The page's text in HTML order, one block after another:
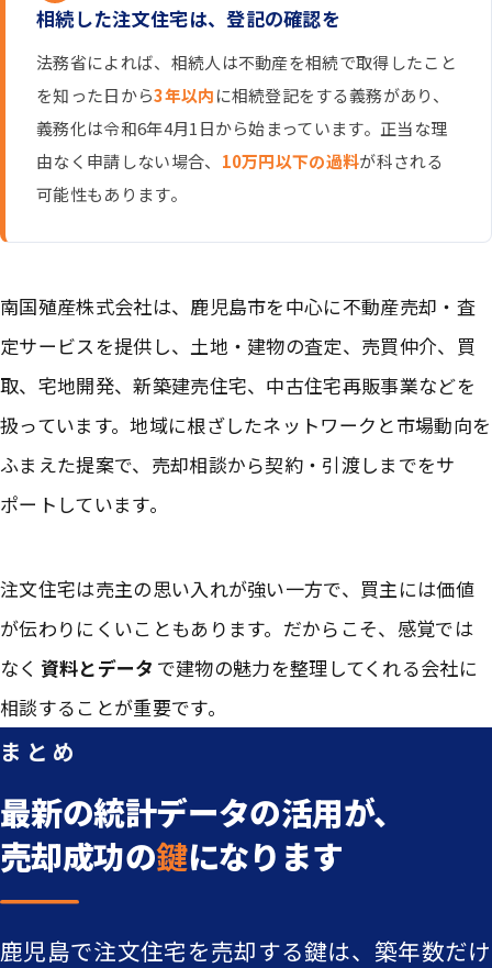
相続した注文住宅は、登記の確認を
法務省によれば、相続人は不動産を相続で取得したこと
を知った日から3年以内に相続登記をする義務があり、
義務化は令和6年4月1日から始まっています。正当な理
由なく申請しない場合、 10万円以下の過料が科される
可能性もあります。
南国殖産株式会社は、鹿児島市を中心に不動産売却・査
定サービスを提供し、土地・建物の査定、売買仲介、買
取、宅地開発、新築建売住宅、中古住宅再販事業などを
扱っています。地域に根ざしたネットワークと市場動向を
ふまえた提案で、売却相談から契約・引渡しまでをサ
ポートしています。
注文住宅は売主の思い入れが強い一方で、買主には価値
が伝わりにくいこともあります。だからこそ、感覚では
なく 資料とデータ で建物の魅力を整理してくれる会社に
相談することが重要です。
まとめ
最新の統計データの活用が、
売却成功の鍵になります
鹿児島で注文住宅を売却する鍵は、築年数だけ